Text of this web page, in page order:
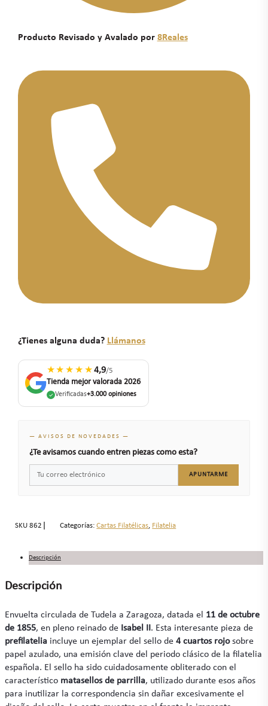
Producto Revisado y Avalado por 8Reales
¿Tienes alguna duda? Llámanos
★★★★★4,9/5
Tienda mejor valorada 2026
Verificadas+3.000 opiniones
— AVISOS DE NOVEDADES —
¿Te avisamos cuando entren piezas como esta?
APUNTARME
SKU862 Categorías: Cartas Filatélicas, Filatelia
Descripción
Descripción
Envuelta circulada de Tudela a Zaragoza, datada el 11 de octubre
de 1855, en pleno reinado de Isabel II . Esta interesante pieza de
prefilatelia incluye un ejemplar del sello de 4 cuartos rojosobre
papel azulado, una emisión clave del periodo clásico de la filatelia
española. El sello ha sido cuidadosamente obliterado con el
característico matasellos de parrilla, utilizado durante esos años
para inutilizar la correspondencia sin dañar excesivamente el